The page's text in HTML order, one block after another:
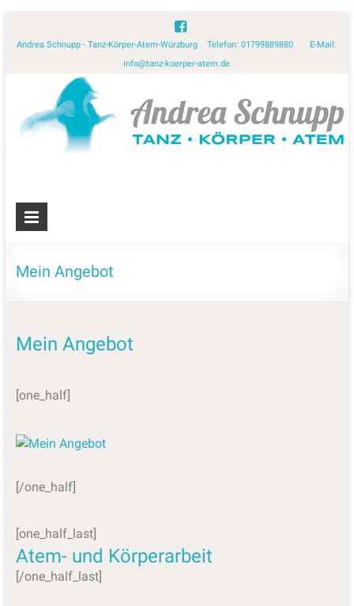
Andrea Schnupp - Tanz-Körper-Atem-Würzburg Telefon: 01799889880 E-Mail:
info@tanz-koerper-atem.de
Mein Angebot
Mein Angebot
[one_half]
[/one_half]
[one_half_last]
Atem- und Körperarbeit
[/one_half_last]